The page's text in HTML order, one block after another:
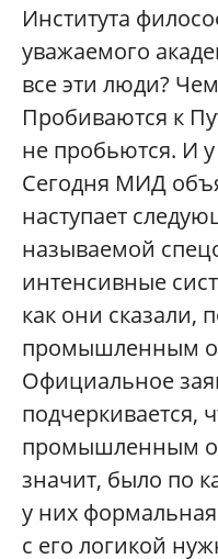
Института
уважаемого
все эти люди?
Пробиваются к
не пробьются. И
Сегодня МИД
наступает
называемой
интенсивные
как они сказали,
промышленным
Официальное
подчеркивается,
промышленным
значит, было по
у них
с его логикой